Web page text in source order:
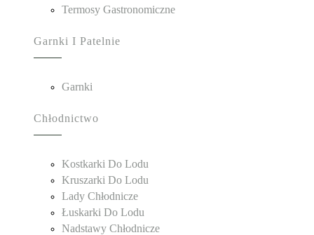
Termosy Gastronomiczne
Garnki I Patelnie
Garnki
Chłodnictwo
Kostkarki Do Lodu
Kruszarki Do Lodu
Lady Chłodnicze
Łuskarki Do Lodu
Nadstawy Chłodnicze